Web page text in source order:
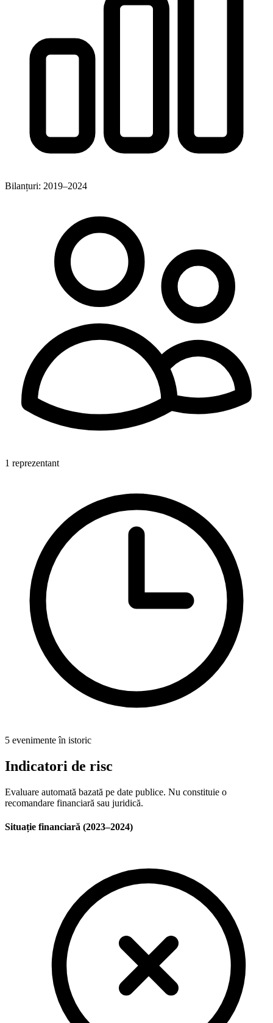
Bilanțuri: 2019–2024
1 reprezentant
5 evenimente în istoric
Indicatori de risc
Evaluare automată bazată pe date publice. Nu constituie o
recomandare financiară sau juridică.
Situație financiară (2023–2024)